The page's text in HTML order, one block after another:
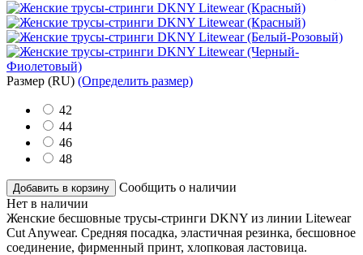
Размер (RU) (Определить размер)
42
44
46
48
Добавить в корзину
Сообщить о наличии
Нет в наличии
Женские бесшовные трусы-стринги DKNY из линии Litewear
Cut Anywear. Средняя посадка, эластичная резинка, бесшовное
соединение, фирменный принт, хлопковая ластовица.